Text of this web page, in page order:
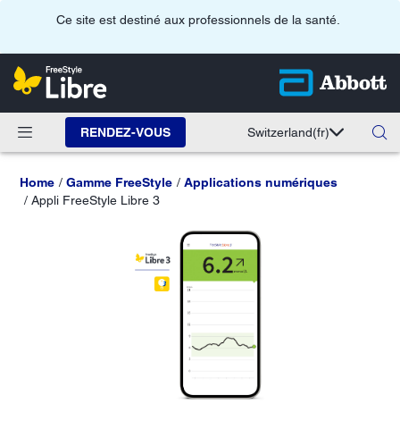
Ce site est destiné aux professionnels de la santé.
RENDEZ-VOUS Switzerland(fr)
Home Gamme FreeStyle
Applications numériques
Appli FreeStyle Libre 3